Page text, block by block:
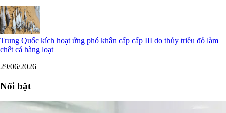
Trung Quốc kích hoạt ứng phó khẩn cấp cấp III do thủy triều đỏ làm
chết cá hàng loạt
29/06/2026
Nổi bật